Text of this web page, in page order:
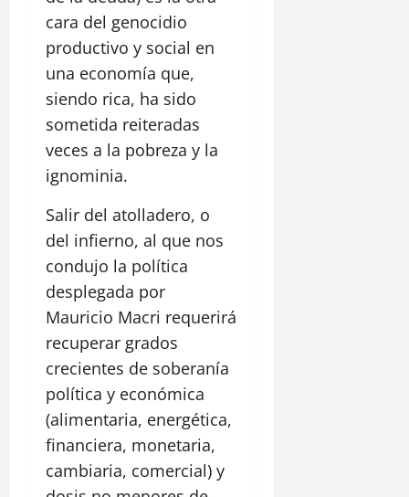
cara del genocidio
productivo y social en
una economía que,
siendo rica, ha sido
sometida reiteradas
veces a la pobreza y la
ignominia.
Salir del atolladero, o
del infierno, al que nos
condujo la política
desplegada por
Mauricio Macri requerirá
recuperar grados
crecientes de soberanía
política y económica
(alimentaria, energética,
financiera, monetaria,
cambiaria, comercial) y